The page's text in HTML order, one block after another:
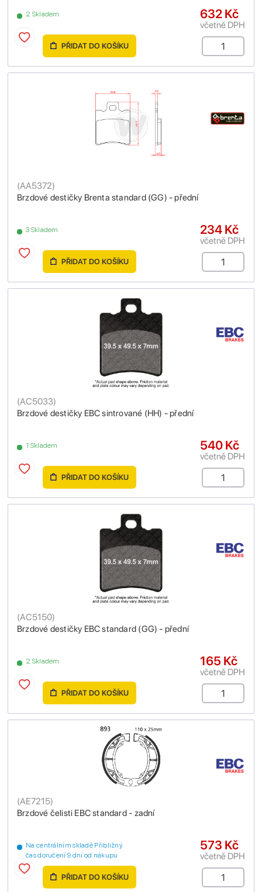
2 Skladem 632 Kč
včetně DPH
PŘIDAT DO KOŠÍKU
Brzdové destičky Brenta standard (GG) - přední
(AA5372)
3 Skladem 234 Kč
včetně DPH
PŘIDAT DO KOŠÍKU
Brzdové destičky EBC sintrované (HH) - přední
(AC5033)
1 Skladem 540 Kč
včetně DPH
PŘIDAT DO KOŠÍKU
Brzdové destičky EBC standard (GG) - přední
(AC5150)
2 Skladem 165 Kč
včetně DPH
PŘIDAT DO KOŠÍKU
Brzdové čelisti EBC standard - zadní
(AE7215)
Na centrálním skladě Přibližný
čas doručení 9 dní od nákupu
573 Kč
včetně DPH
PŘIDAT DO KOŠÍKU